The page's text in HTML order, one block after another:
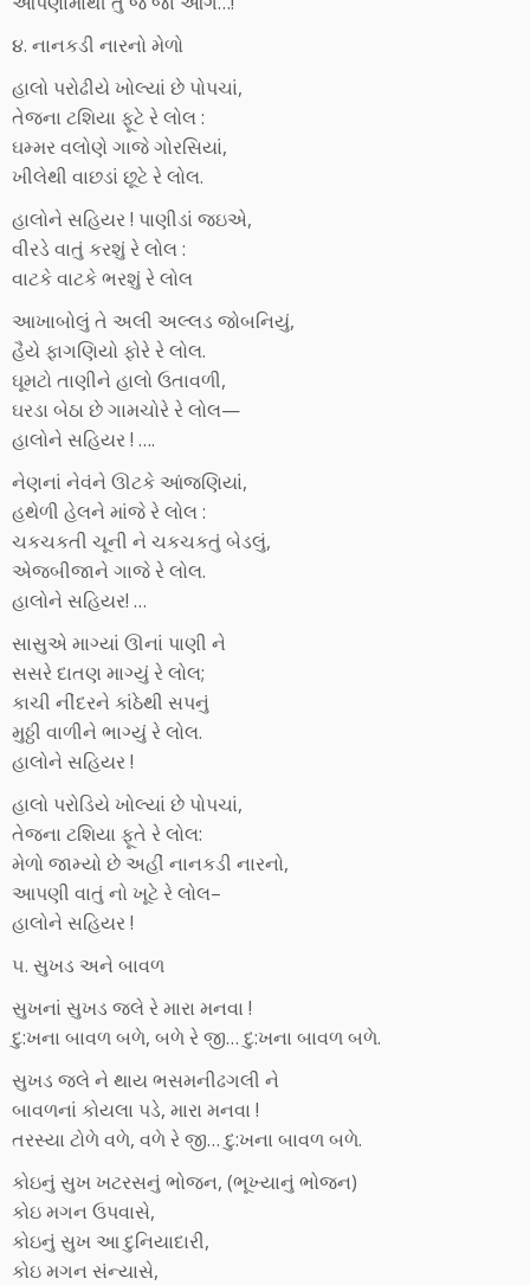
૪. નાનકડી નારનો મેળો
હાલો પરોઢીયે ખોલ્યાં છે પોપચાં,
તેજના ટશિયા ફૂટે રે લોલ :
ઘમ્મર વલોણે ગાજે ગોરસિયાં,
ખીલેથી વાછડાં છૂટે રે લોલ.
હાલોને સહિયર ! પાણીડાં જઇએ,
વીરડે વાતું કરશું રે લોલ :
વાટકે વાટકે ભરશું રે લોલ
આખાબોલું તે અલી અલ્લડ જોબનિયું,
હૈયે ફાગણિયો ફોરે રે લોલ.
ઘૂમટો તાણીને હાલો ઉતાવળી,
ઘરડા બેઠા છે ગામચોરે રે લોલ—
હાલોને સહિયર ! ….
નેણનાં નેવંને ઊટકે આંજણિયાં,
હથેળી હેલને માંજે રે લોલ :
ચકચકતી ચૂની ને ચકચકતું બેડલું,
એજબીજાને ગાજે રે લોલ.
હાલોને સહિયર! …
સાસુએ માગ્યાં ઊનાં પાણી ને
સસરે દાતણ માગ્યું રે લોલ;
કાચી નીંદરને કાંઠેથી સપનું
મુઠ્ઠી વાળીને ભાગ્યું રે લોલ.
હાલોને સહિયર !
હાલો પરોડિયે ખોલ્યાં છે પોપચાં,
તેજના ટશિયા ફૂતે રે લોલ:
મેળો જામ્યો છે અહીં નાનકડી નારનો,
આપણી વાતું નો ખૂટે રે લોલ–
હાલોને સહિયર !
૫. સુખડ અને બાવળ
સુખનાં સુખડ જલે રે મારા મનવા !
દુ:ખના બાવળ બળે, બળે રે જી… દુ:ખના બાવળ બળે.
સુખડ જલે ને થાય ભસમનીઢગલી ને
બાવળનાં કોયલા પડે, મારા મનવા !
તરસ્યા ટોળે વળે, વળે રે જી… દુ:ખના બાવળ બળે.
કોઇનું સુખ ખટરસનું ભોજન, (ભૂખ્યાનું ભોજન)
કોઇ મગન ઉપવાસે,
કોઇનું સુખ આ દુનિયાદારી,
કોઇ મગન સંન્યાસે,